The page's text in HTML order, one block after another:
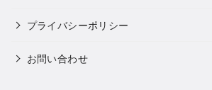
プライバシーポリシー
お問い合わせ